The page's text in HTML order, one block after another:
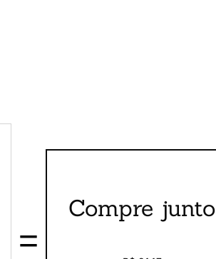
=
Compre junto